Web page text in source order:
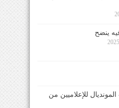
ينضح
للإعلاميين من